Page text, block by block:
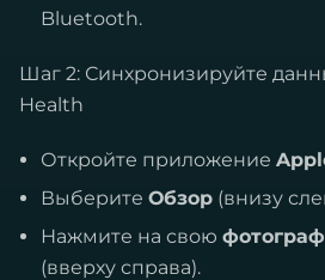
Bluetooth.
Шаг 2: Синхронизируйте
Health
Откройте приложение
Выберите Обзор (внизу
Нажмите на свою
(вверху справа).